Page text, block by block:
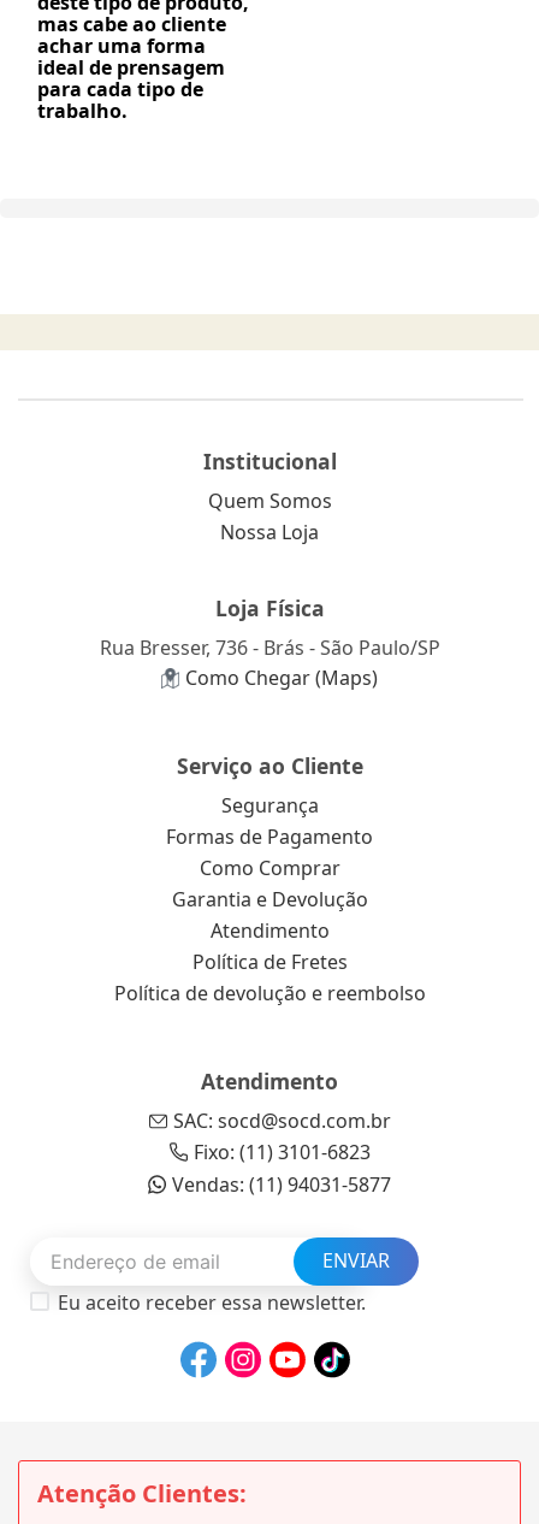
mas cabe ao cliente
achar uma forma
ideal de prensagem
para cada tipo de
trabalho.
Institucional
Quem Somos
Nossa Loja
Loja Física
Rua Bresser, 736 - Brás - São Paulo/SP
Como Chegar (Maps)
Serviço ao Cliente
Segurança
Formas de Pagamento
Como Comprar
Garantia e Devolução
Atendimento
Política de Fretes
Política de devolução e reembolso
Atendimento
SAC: socd@socd.com.br
Fixo: (11) 3101-6823
Vendas: (11) 94031-5877
ENVIAR
Eu aceito receber essa newsletter.
Atenção Clientes: